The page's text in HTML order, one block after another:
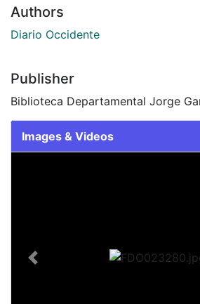
Authors
Diario Occidente
Publisher
Biblioteca Departamental Jorge
Images & Videos
Previous